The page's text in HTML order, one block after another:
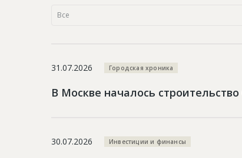
Все
31.07.2026 Городская хроника
В Москве началось
30.07.2026 Инвестиции и финансы